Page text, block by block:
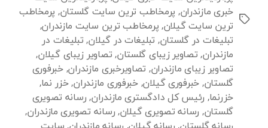
برچسب‌ها
خبری مازندران, پرمخاطب ترین سایت گلستان, پرمخاطب
ترین سایت گیلان, پرمخاطب ترین سایت مازندران,
تبلیغات در گلستان, تبلیغات در گیلان, تبلیغات در
مازندران, تصاویر زیبای گلستان, تصاویر زیبای گیلان,
تصاویر زیبای مازندران, تصاویرخبری مازندران,خبرفوری
گلستان, خبرفوری گیلان,خبرفوری مازندران,خزر نما,
خزرنما, رئیس کل دادگستری مازندران, رسانه تصویری
گلستان, رسانه تصویری گیلان, رسانه تصویری مازندران,